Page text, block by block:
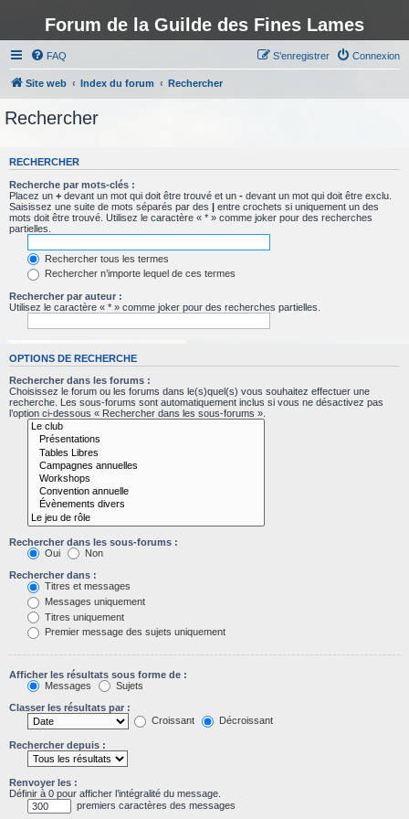
Forum de la Guilde des Fines Lames
FAQ Connexion
S’enregistrer
Site web Index du forum Rechercher
Rechercher
RECHERCHER
Recherche par mots-clés :
Placez un + devant un mot qui doit être trouvé et un - devant un mot qui doit être exclu.
Saisissez une suite de mots séparés par des | entre crochets si uniquement un des
mots doit être trouvé. Utilisez le caractère « * » comme joker pour des recherches
partielles.
Rechercher tous les termes
Rechercher n’importe lequel de ces termes
Rechercher par auteur :
Utilisez le caractère « * » comme joker pour des recherches partielles.
OPTIONS DE RECHERCHE
Rechercher dans les forums :
Choisissez le forum ou les forums dans le(s)quel(s) vous souhaitez effectuer une
recherche. Les sous-forums sont automatiquement inclus si vous ne désactivez pas
l’option ci-dessous « Rechercher dans les sous-forums ».
Rechercher dans les sous-forums :
Oui
Non
Rechercher dans :
Titres et messages
Messages uniquement
Titres uniquement
Premier message des sujets uniquement
Afficher les résultats sous forme de :
Messages
Sujets
Classer les résultats par :
Croissant
Décroissant
Rechercher depuis :
Renvoyer les :
Définir à 0 pour afficher l’intégralité du message.
premiers caractères des messages